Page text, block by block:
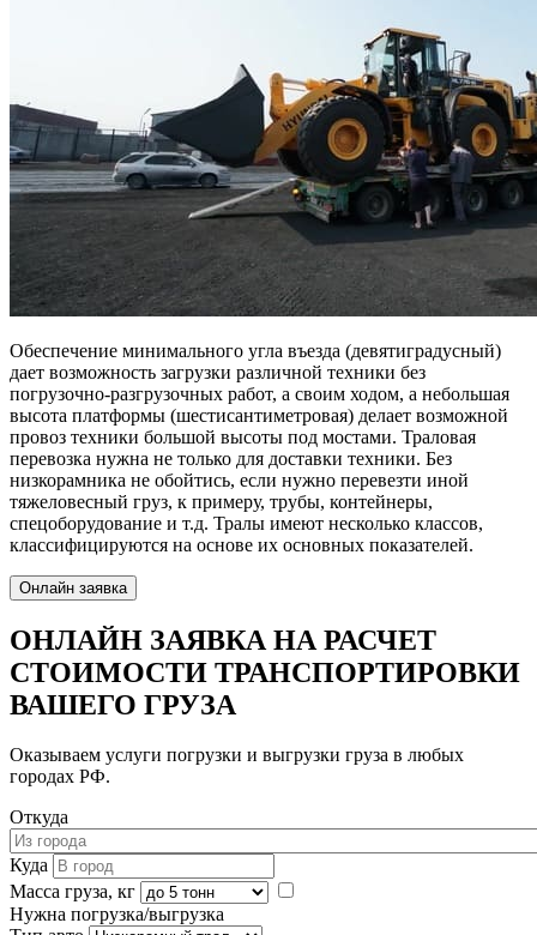
Обеспечение минимального угла въезда (девятиградусный)
дает возможность загрузки различной техники без
погрузочно-разгрузочных работ, а своим ходом, а небольшая
высота платформы (шестисантиметровая) делает возможной
провоз техники большой высоты под мостами. Траловая
перевозка нужна не только для доставки техники. Без
низкорамника не обойтись, если нужно перевезти иной
тяжеловесный груз, к примеру, трубы, контейнеры,
спецоборудование и т.д. Тралы имеют несколько классов,
классифицируются на основе их основных показателей.
Онлайн заявка
ОНЛАЙН ЗАЯВКА НА РАСЧЕТ
СТОИМОСТИ ТРАНСПОРТИРОВКИ
ВАШЕГО ГРУЗА
Оказываем услуги погрузки и выгрузки груза в любых
городах РФ.
Откуда
Куда
Масса груза, кг
Нужна погрузка/выгрузка